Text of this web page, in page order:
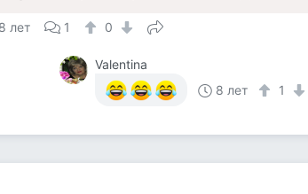
8 лет 1 0
Valentina
8 лет
1